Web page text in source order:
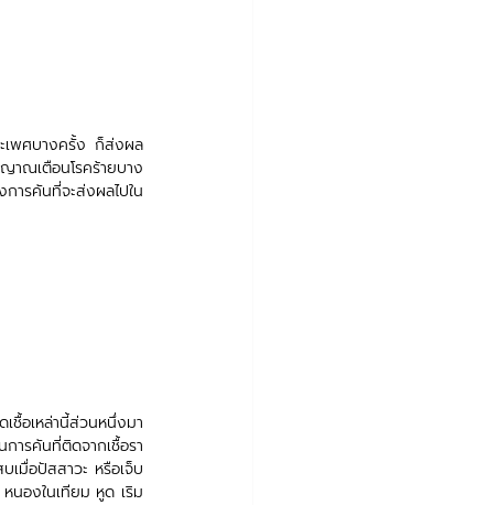
ะเพศบางครั้ง ก็ส่งผล
าณเตือนโรคร้ายบาง
ารคันที่จะส่งผลไปใน
ชื้อเหล่านี้ส่วนหนึ่งมา
รคันที่ติดจากเชื้อรา
เมื่อปัสสาวะ หรือเจ็บ
นองในเทียม หูด เริม